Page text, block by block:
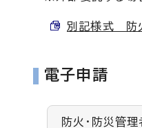
別記様式 防
電子申請
防火・防災管理